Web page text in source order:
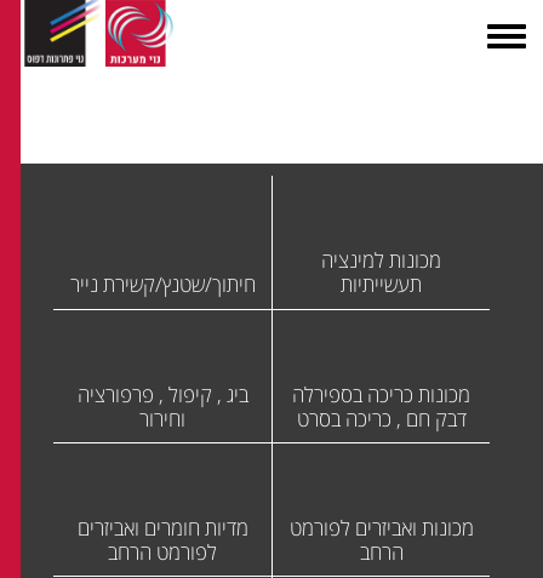
מכונות למינציה
תעשייתיות
חיתוך/שטנץ/קשירת נייר
מכונות כריכה בספירלה
דבק חם , כריכה בסרט
ביג , קיפול , פרפורציה
וחירור
מכונות ואביזרים לפורמט
הרחב
מדיות חומרים ואביזרים
לפורמט הרחב